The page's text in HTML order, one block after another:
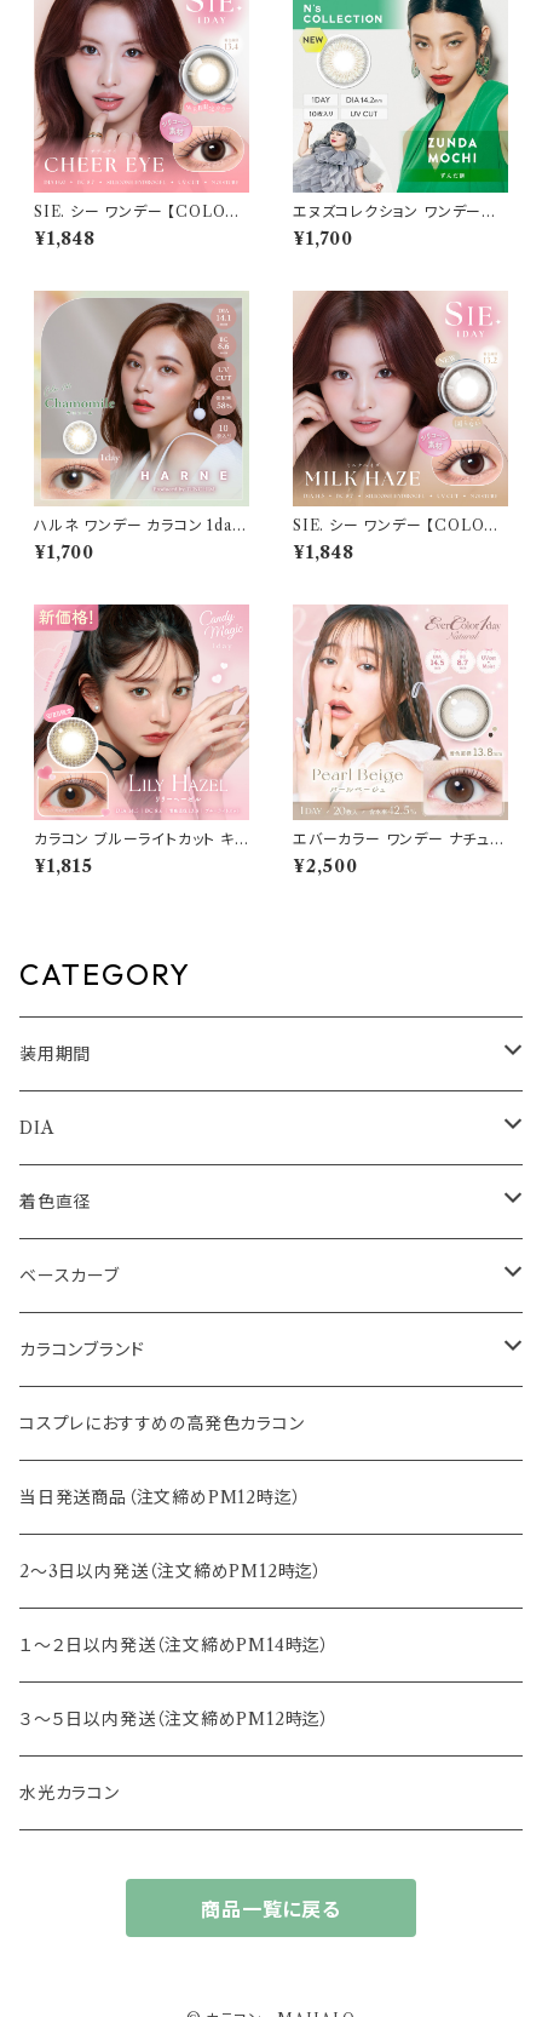
SIE. シー ワンデー 【COLOR：
チア―アイ 】 1箱10枚入 シリコ
ーン 回らない水光レンズ MO
カラーコンタクト ナチュラル ブ
ラック ブラウン 裸眼風 フチ ベ
ージュ グレー 1日使い捨て
¥1,848
エヌズコレクション ワンデー
【ずんだ餅】 1箱10枚 14.2mm
度なし 度あり 渡辺直美 カラコ
¥1,700
ハルネ ワンデー カラコン 1day
【COLOR：カモミール】1箱10枚
14.1mm てんちむ 度なし 度あ
明感 高含水 大人 ナチュラル 色
っぽ 色素薄い系 盛れる ブルー
ヘーゼル ベージュ ブラウン 1日
使い捨て
¥1,700
SIE. シー ワンデー 【COLOR：
ミルクヘイズ 】 1箱10枚入 シリ
コーン 回らない水光レンズ MO
カラーコンタクト ナチュラル ブ
ラック ブラウン 裸眼風 フチ ベ
ージュ グレー 1日使い捨て
¥1,848
カラコン ブルーライトカット キャ
ンディーマジック ワンデー 【CO
LOR：リリーヘーゼル】1箱10枚
¥1,815
エバーカラー ワンデー ナチュラ
ル【パールベージュ】1箱20枚 1
4.5mm 度なし 度あり カラーコ
¥2,500
CATEGORY
装用期間
1day
1month
2ｗeek
DIA
14.0mm
14.1mm
14.2mm
14.5mm
15.0mm
14.4mm
着色直径
12.5mm
12.8mm
13.0mm
13.2mm
13.3mm
13.4mm
13.5mm
13.6mm
ベースカーブ
8.6mm
8.7mm
8.8mm
8.5mm
カラコンブランド
エバーカラー
エヌズコレクション
トパーズ
キャンディーマジック
レヴィア
チュチュ
コスプレにおすすめの高発色カラコン
当日発送商品（注文締めPM12時迄）
2～3日以内発送（注文締めPM12時迄）
１～２日以内発送（注文締めPM14時迄）
３～５日以内発送（注文締めPM12時迄）
水光カラコン
商品一覧に戻る